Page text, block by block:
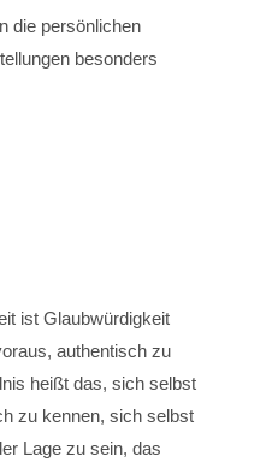
die persönlichen
besonders
ist Glaubwürdigkeit
authentisch zu
heißt das, sich selbst
zu kennen, sich selbst
Lage zu sein, das